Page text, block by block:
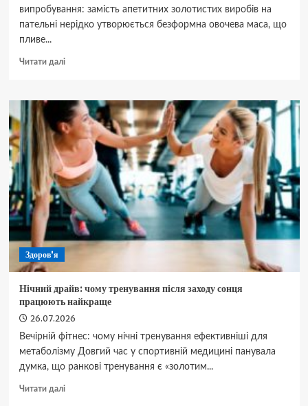
випробування: замість апетитних золотистих виробів на
пательні нерідко утворюється безформна овочева маса, що
пливе...
Читати даліДокладніше
кабачкові
оладки:
покроковий
рецепт
та
секрети
хрусткої
скоринки
Здоров'я
Нічний драйв: чому тренування після заходу сонця
працюють найкраще
26.07.2026
Вечірній фітнес: чому нічні тренування ефективніші для
метаболізму Довгий час у спортивній медицині панувала
думка, що ранкові тренування є «золотим...
Читати даліДокладніше